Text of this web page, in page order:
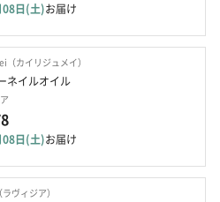
08日(土)お届け
カイリジュメイ）
ネイルオイル
08日(土)お届け
ヴィジア）